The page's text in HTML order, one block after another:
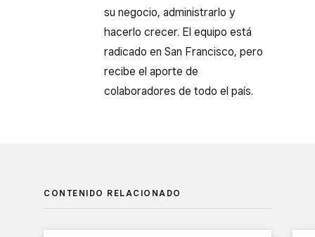
su negocio, administrarlo y
hacerlo crecer. El equipo está
radicado en San Francisco, pero
recibe el aporte de
colaboradores de todo el país.
CONTENIDO RELACIONADO